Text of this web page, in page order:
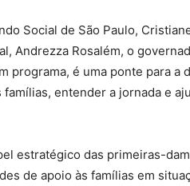
Social de São Paulo,
Andrezza Rosalém, o
programa, é uma ponte para a
entender a jornada e
estratégico das primeiras-
de apoio às famílias em